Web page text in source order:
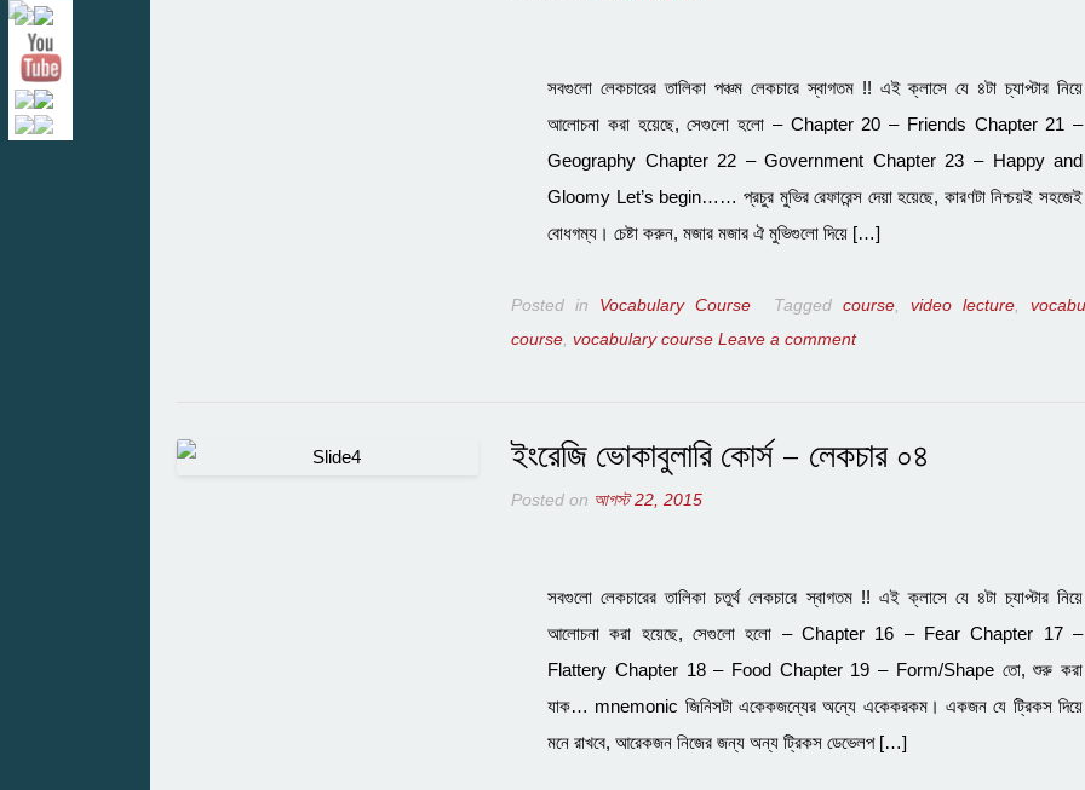
সবগুলো লেকচারের তালিকা পঞ্চম লেকচারে স্বাগতম !! এই ক্লাসে যে ৪টা চ্যাপ্টার নিয়ে
আলোচনা করা হয়েছে, সেগুলো হলো – Chapter 20 – Friends Chapter 21 –
Geography Chapter 22 – Government Chapter 23 – Happy and
Gloomy Let’s begin…… প্রচুর মুভির রেফারেন্স দেয়া হয়েছে, কারণটা নিশ্চয়ই সহজেই
বোধগম্য। চেষ্টা করুন, মজার মজার ঐ মুভিগুলো দিয়ে […]
Posted in Vocabulary Course Taggedcourse ,video lecture ,
course ,vocabulary course Leave a comment
ইংরেজি ভোকাবুলারি কোর্স – লেকচার ০৪
Posted on আগস্ট 22, 2015
সবগুলো লেকচারের তালিকা চতুর্থ লেকচারে স্বাগতম !! এই ক্লাসে যে ৪টা চ্যাপ্টার নিয়ে
আলোচনা করা হয়েছে, সেগুলো হলো – Chapter 16 – Fear Chapter 17 –
Flattery Chapter 18 – Food Chapter 19 – Form/Shape তো, শুরু করা
যাক… mnemonic জিনিসটা একেকজন্যের অন্যে একেকরকম। একজন যে ট্রিকস দিয়ে
মনে রাখবে, আরেকজন নিজের জন্য অন্য ট্রিকস ডেভেলপ […]